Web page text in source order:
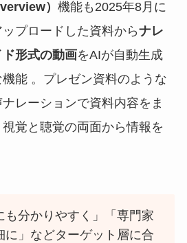
） 機能も2025年8月に
プロードした資料からナレ
形式の動画をAIが自動生成
能 。プレゼン資料のような
レーションで資料内容をま
覚と聴覚の両面から情報を
も分かりやすく」「専門家
に」などターゲット層に合